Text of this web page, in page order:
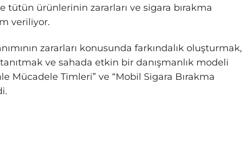
ürünlerinin zararları ve sigara bırakma
veriliyor.
zararları konusunda farkındalık oluşturmak,
ve sahada etkin bir danışmanlık modeli
Mücadele Timleri” ve “Mobil Sigara Bırakma